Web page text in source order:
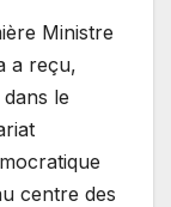
Ministre
a reçu,
le
centre des